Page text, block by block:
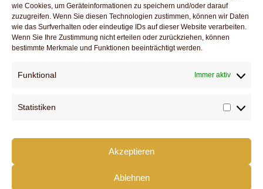
wie Cookies, um Geräteinformationen zu speichern und/oder darauf
zuzugreifen. Wenn Sie diesen Technologien zustimmen, können wir Daten
wie das Surfverhalten oder eindeutige IDs auf dieser Website verarbeiten.
Wenn Sie Ihre Zustimmung nicht erteilen oder zurückziehen, können
bestimmte Merkmale und Funktionen beeinträchtigt werden.
Funktional Immer aktiv
Statistiken
Akzeptieren
Ablehnen
META
Anmelden
Kommentar-Feed
DOWNLOADS
KONTAKT